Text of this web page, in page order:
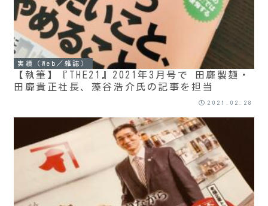
実績（Web／雑誌）
【執筆】『THE21』2021年3月号で 田靡製麺・
田靡貴正社長、藻谷浩介氏の記事を担当
2021.02.28